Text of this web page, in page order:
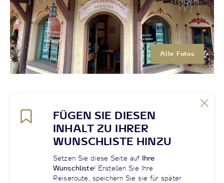
Alle Fotos
FÜGEN SIE DIESEN
INHALT ZU IHRER
WUNSCHLISTE HINZU
Setzen Sie diese Seite auf Ihre
Wunschliste! Erstellen Sie Ihre
Reiseroute, speichern Sie sie für später